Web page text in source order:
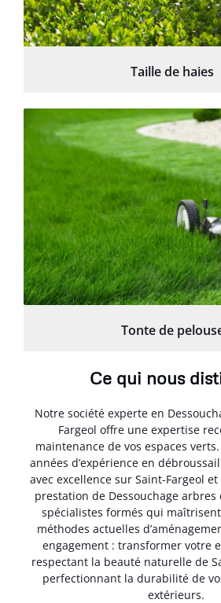
Taille de haies
Tonte de
Ce qui nous
Notre société experte en
Fargeol offre une expertise
maintenance de vos espaces
années d’expérience en
avec excellence sur Saint-Fargeol
prestation de Dessouchage arbres
spécialistes formés qui
méthodes actuelles
engagement : transformer votre
respectant la beauté naturelle de
perfectionnant la durabilité de
extérieurs.